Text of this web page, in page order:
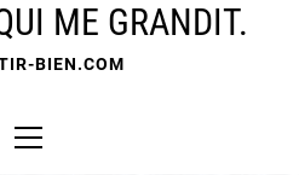
ME GRANDIT.
BIEN.COM
Menu